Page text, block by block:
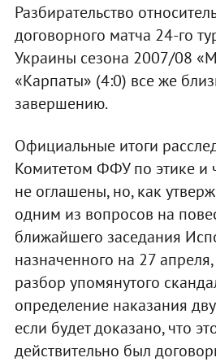
Разбирательство
договорного матча 24-го
Украины сезона 2007/08
«Карпаты» (4:0) все же
завершению.
Официальные итоги
Комитетом ФФУ по этике и
не оглашены, но, как
одним из вопросов на
ближайшего заседания
назначенного на 27
разбор упомянутого
определение наказания
если будет доказано, что
действительно был